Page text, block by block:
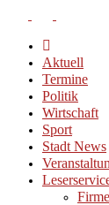
Aktuell
Termine
Politik
Wirtschaft
Sport
Stadt News